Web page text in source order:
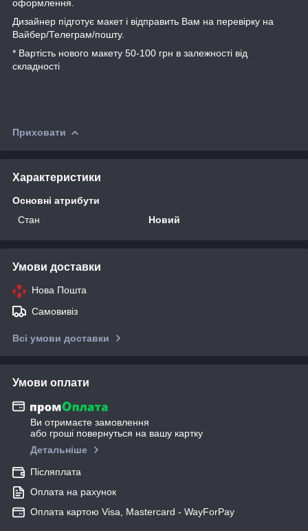
оформлення.
Дизайнер підготує макет і відправить Вам на перевірку на
Вайбер/Телеграм/пошту.
* Вартість нового макету 50-100 грн в залежності від
складності
Приховати
Характеристики
Основні атрибути
Стан
Новий
Умови доставки
Нова Пошта
Самовивіз
Всі умови доставки
Умови оплати
Ви отримаєте замовлення
або гроші повернуться на вашу картку
Детальніше
Післяплата
Оплата на рахунок
Оплата картою Visa, Mastercard - WayForPay